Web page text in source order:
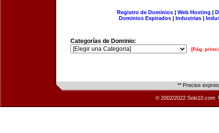
Registro de Dominios| Web Hosting |
Dominios Expirados | Industrias |
Categorías de Dominio:
[Pág.
** Precios
© 2002/2022 Solo10.com